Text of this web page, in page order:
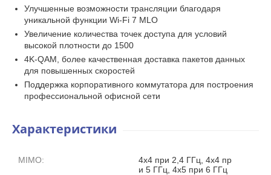
Улучшенные возможности трансляции благодаря
уникальной функции Wi-Fi 7 MLO
Увеличение количества точек доступа для условий
высокой плотности до 1500
4K-QAM, более качественная доставка пакетов данных
для повышенных скоростей
Поддержка корпоративного коммутатора для построения
профессиональной офисной сети
Характеристики
MIMO:
4x4 при 2,4 ГГц, 4x4 пр
и 5 ГГц, 4х5 при 6 ГГц